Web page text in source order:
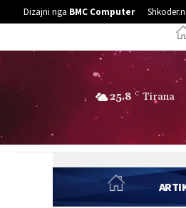
Dizajni nga BMC Computer
25.8 C Tirana